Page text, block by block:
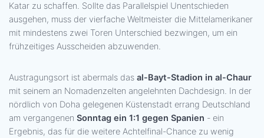
Katar zu schaffen. Sollte das Parallelspiel Unentschieden
ausgehen, muss der vierfache Weltmeister die Mittelamerikaner
mit mindestens zwei Toren Unterschied bezwingen, um ein
frühzeitiges Ausscheiden abzuwenden.
Austragungsort ist abermals das al-Bayt-Stadion in al-Chaur
mit seinem an Nomadenzelten angelehnten Dachdesign. In der
nördlich von Doha gelegenen Küstenstadt errang Deutschland
am vergangenen Sonntag ein 1:1 gegen Spanien - ein
Ergebnis, das für die weitere Achtelfinal-Chance zu wenig